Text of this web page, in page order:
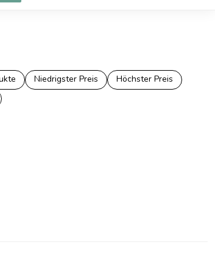
Niedrigster Preis
Höchster Preis